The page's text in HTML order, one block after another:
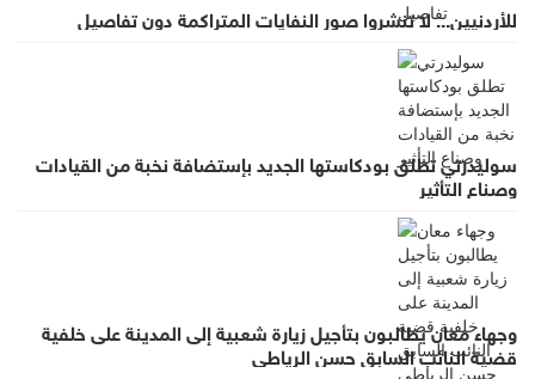
للأردنيين... لا تنشروا صور النفايات المتراكمة دون تفاصيل
سوليدرتي تطلق بودكاستها الجديد بإستضافة نخبة من القيادات
وصناع التأثير
وجهاء معان يطالبون بتأجيل زيارة شعبية إلى المدينة على خلفية
قضية النائب السابق حسن الرياطي